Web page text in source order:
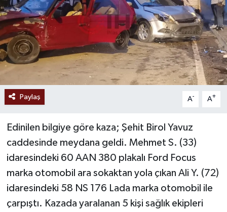
Paylaş A- A+
Edinilen bilgiye göre kaza; Şehit Birol Yavuz
caddesinde meydana geldi. Mehmet S. (33)
idaresindeki 60 AAN 380 plakalı Ford Focus
marka otomobil ara sokaktan yola çıkan Ali Y. (72)
idaresindeki 58 NS 176 Lada marka otomobil ile
çarpıştı. Kazada yaralanan 5 kişi sağlık ekipleri